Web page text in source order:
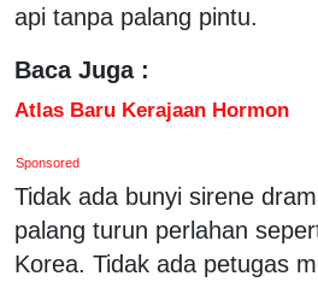
api tanpa palang pintu.
Baca Juga :
Atlas Baru Kerajaan Hormon
Sponsored
Tidak ada bunyi sirene
palang turun perlahan
Korea. Tidak ada petugas